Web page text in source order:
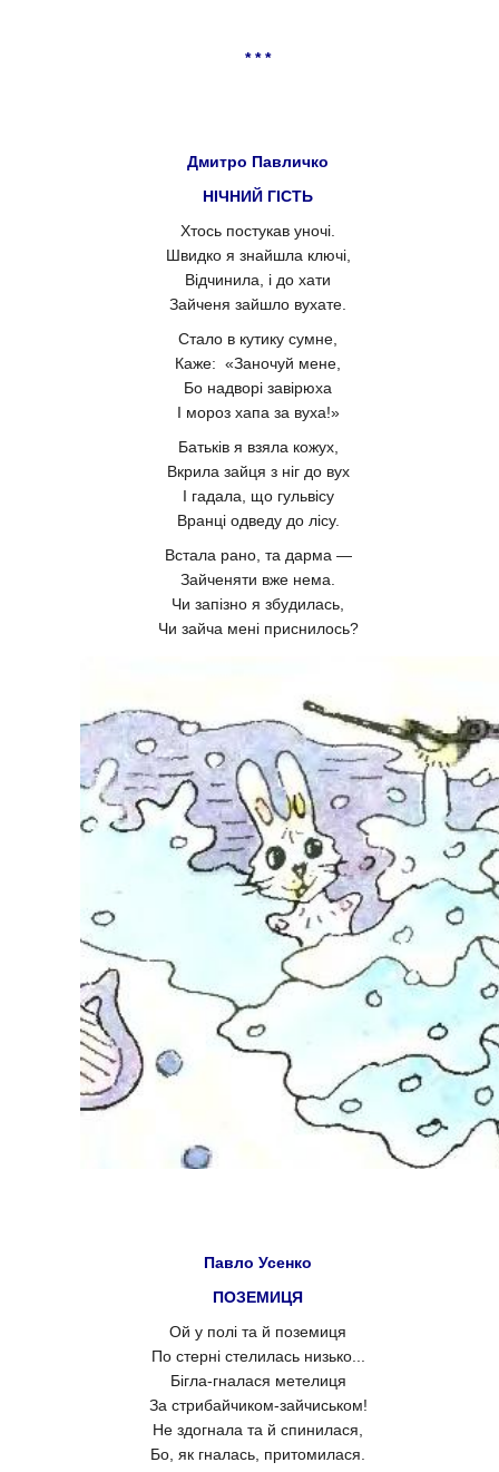
* * *
Дмитро Павличко
НІЧНИЙ ГІСТЬ
Хтось постукав уночі.
Швидко я знайшла ключі,
Відчинила, і до хати
Зайченя зайшло вухате.
Стало в кутику сумне,
Каже: «Заночуй мене,
Бо надворі завірюха
І мороз хапа за вуха!»
Батьків я взяла кожух,
Вкрила зайця з ніг до вух
І гадала, що гульвісу
Вранці одведу до лісу.
Встала рано, та дарма —
Зайченяти вже нема.
Чи запізно я збудилась,
Чи зайча мені приснилось?
Павло Усенко
ПОЗЕМИЦЯ
Ой у полі та й поземиця
По стерні стелилась низько...
Бігла-гналася метелиця
За стрибайчиком-зайчиськом!
Не здогнала та й спинилася,
Бо, як гналась, притомилася.